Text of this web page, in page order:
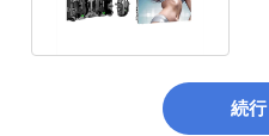
続行